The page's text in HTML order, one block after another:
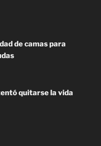
de camas para
quitarse la vida